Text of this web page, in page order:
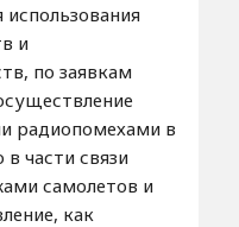
и
по заявкам
радиопомехами в
части связи
самолетов и
как